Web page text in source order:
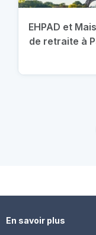
EHPAD et
de retraite à
En savoir plus